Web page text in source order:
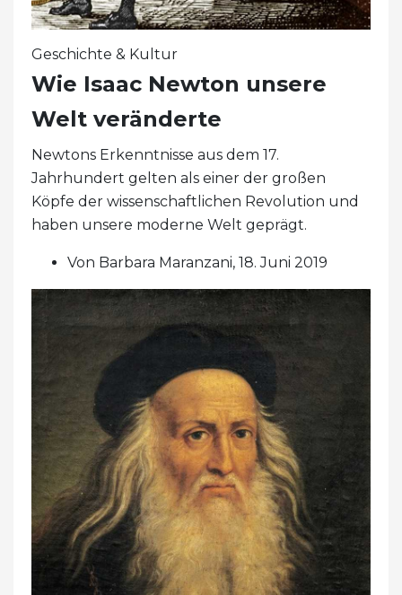
Geschichte & Kultur
Wie Isaac Newton unsere
Welt veränderte
Newtons Erkenntnisse aus dem 17.
Jahrhundert gelten als einer der großen
Köpfe der wissenschaftlichen Revolution und
haben unsere moderne Welt geprägt.
Von Barbara Maranzani, 18. Juni 2019